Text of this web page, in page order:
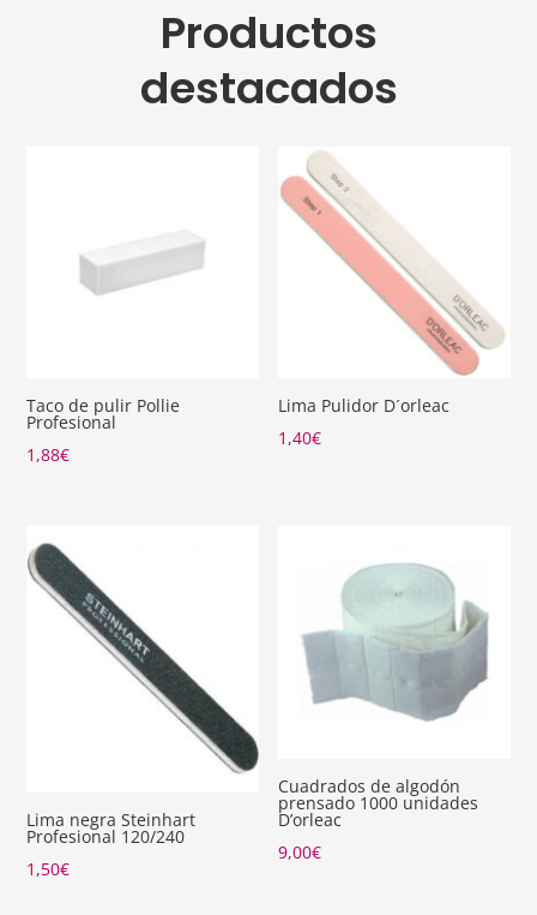
Productos
destacados
Taco de pulir Pollie
Profesional
1,88€
Lima Pulidor D´orleac
1,40€
Lima negra Steinhart
Profesional 120/240
1,50€
Cuadrados de algodón
prensado 1000 unidades
D’orleac
9,00€